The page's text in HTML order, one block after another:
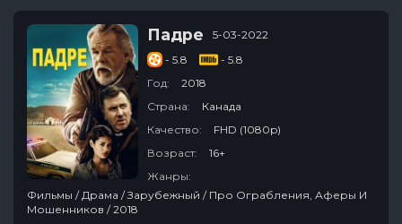
Падре
5-03-2022
- 5.8
- 5.8
Год:
2018
Страна:
Канада
Качество:
FHD (1080p)
Возраст:
16+
Жанры:
Фильмы / Драма / Зарубежный / Про Ограбления, Аферы И
Мошенников / 2018